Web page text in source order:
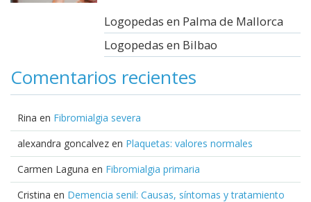
Logopedas en Palma de Mallorca
Logopedas en Bilbao
Comentarios recientes
Rina en Fibromialgia severa
alexandra goncalvez en Plaquetas: valores normales
Carmen Laguna en Fibromialgia primaria
Cristina en Demencia senil: Causas, síntomas y tratamiento